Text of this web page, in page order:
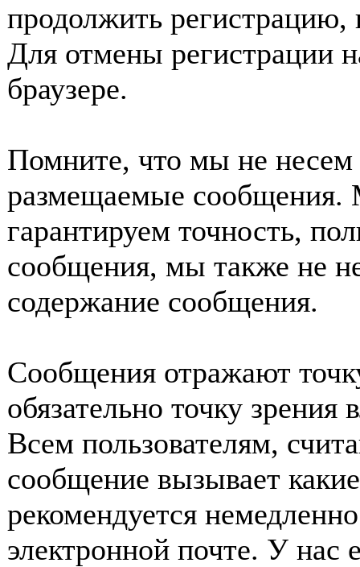
продолжить регистрацию,
Для отмены регистрации
браузере.
Помните, что мы не несем
размещаемые сообщения.
гарантируем точность,
сообщения, мы также не
содержание сообщения.
Сообщения отражают
обязательно точку
Всем пользователям,
сообщение вызывает
рекомендуется
электронной почте. У нас